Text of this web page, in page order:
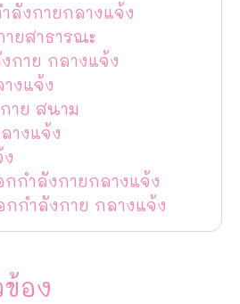
ลังกายกลางแจ้ง
ยสาธารณะ
าย กลางแจ้ง
งแจ้ง
าย สนาม
างแจ้ง
กำลังกายกลางแจ้ง
กกำลังกาย กลางแจ้ง
อง